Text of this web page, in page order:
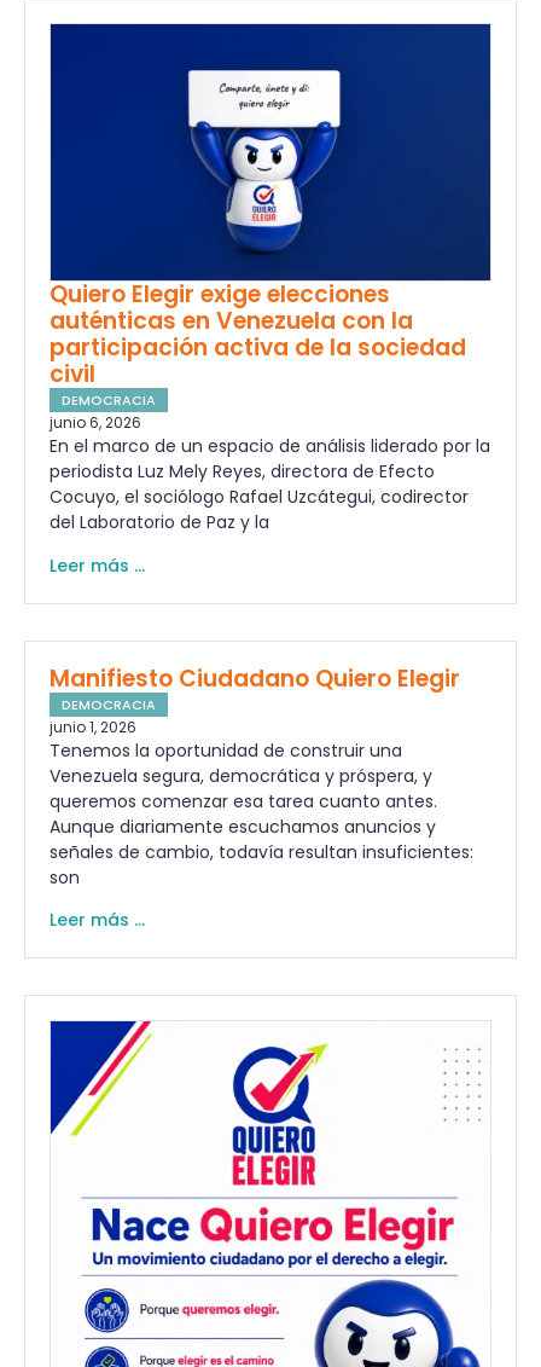
Quiero Elegir exige elecciones
auténticas en Venezuela con la
participación activa de la sociedad
civil
DEMOCRACIA
junio 6, 2026
En el marco de un espacio de análisis liderado por la
periodista Luz Mely Reyes, directora de Efecto
Cocuyo, el sociólogo Rafael Uzcátegui, codirector
del Laboratorio de Paz y la
Leer más ...
Manifiesto Ciudadano Quiero Elegir
DEMOCRACIA
junio 1, 2026
Tenemos la oportunidad de construir una
Venezuela segura, democrática y próspera, y
queremos comenzar esa tarea cuanto antes.
Aunque diariamente escuchamos anuncios y
señales de cambio, todavía resultan insuficientes:
son
Leer más ...